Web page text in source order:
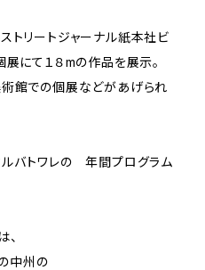
トリートジャーナル紙本社ビ
にて１８mの作品を展示。
館での個展などがあげられ
バトワレの 年間プログラム
、
中州の